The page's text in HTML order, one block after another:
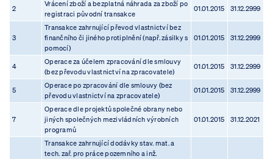
2
Vrácení zboží a bezplatná náhrada za zboží po
registraci původní transakce
01.01.2015 31.12.2999
3
Transakce zahrnující převod vlastnictví bez
finančního či jiného protiplnění (např. zásilky s
pomocí)
01.01.2015 31.12.2999
4
Operace za účelem zpracování dle smlouvy
(bez převodu vlastnictví na zpracovatele)
01.01.2015 31.12.2999
5
Operace po zpracování dle smlouvy (bez
převodu vlastnictví na zpracovatele)
01.01.2015 31.12.2999
7
Operace dle projektů společné obrany nebo
jiných společných mezivládních výrobních
programů
01.01.2015 31.12.2021
Transakce zahrnující dodávky stav. mat. a
tech. zař. pro práce pozemního a inž.